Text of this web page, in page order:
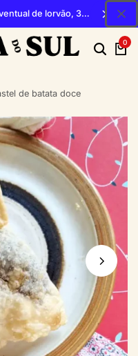
e 5 de outubro 2026, penacova
0
de batata doce